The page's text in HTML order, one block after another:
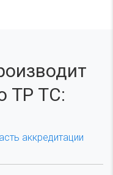
ТР ТС:
аккредитации